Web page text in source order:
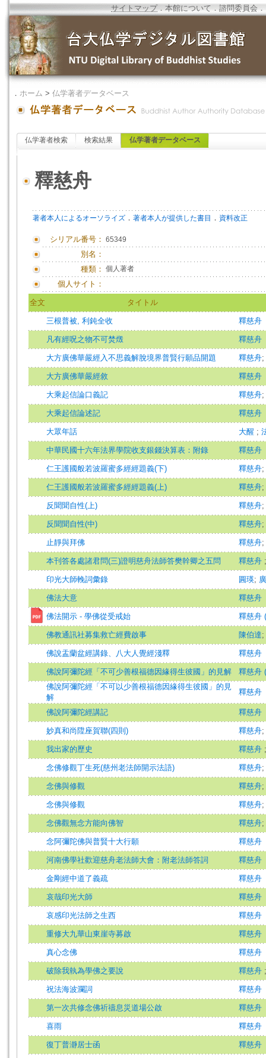
サイトマップ．本館について ．諮問委員会 ．
． ホーム > 仏学著者データベース
仏学著者検索 検索結果 仏学著者データベース
釋慈舟
著者本人によるオーソライズ ． 著者本人が提供した書目 ． 資料改正
シリアル番号： 65349
別名：
種類： 個人著者
個人サイト：
全文 タイトル
三根普被, 利鈍全收 釋慈舟
凡有經呪之物不可焚燬 釋慈舟
大方廣佛華嚴經入不思義解脫境界普賢行願品開題 釋慈舟;
大方廣佛華嚴經敘 釋慈舟
大乘起信論口義記 釋慈舟;
大乘起信論述記 釋慈舟
大眾年話 大醒 ;
中華民國十六年法界學院收支銀錢決算表：附錄 釋慈舟
仁王護國般若波羅蜜多經經題義(下) 釋慈舟;
仁王護國般若波羅蜜多經經題義(上) 釋慈舟;
反聞聞自性(上) 釋慈舟;
反聞聞自性(中) 釋慈舟;
止靜與拜佛 釋慈舟;
本刊答各處諸君問(三)證明慈舟法師答樊幹卿之五問 釋慈舟
印光大師輓詞彙錄 圓瑛;
佛法大意 釋慈舟
佛法開示 - 學佛從受戒始 釋慈舟
佛教通訊社募集救亡經費啟事 陳伯達;
佛說盂蘭盆經講錄、八大人覺經淺釋 釋慈舟
佛說阿彌陀經「不可少善根福德因緣得生彼國」的見解
釋慈舟
佛說阿彌陀經「不可以少善根福德因緣得生彼國」的見
解
釋慈舟
佛說阿彌陀經講記 釋慈舟
妙真和尚陞座賀聯(四則) 釋慈舟;
我出家的歷史 釋慈舟
念佛修觀丁生死(慈州老法師開示法語) 釋慈舟;
念佛與修觀 釋慈舟;
念佛與修觀 釋慈舟;
念佛觀無念方能向佛智 釋慈舟;
念阿彌陀佛與普賢十大行願 釋慈舟
河南佛學社歡迎慈舟老法師大會：附老法師答詞 釋慈舟
金剛經中道了義疏 釋慈舟
哀哉印光大師 釋慈舟
哀感印光法師之生西 釋慈舟
重修大九華山東崖寺募啟 釋慈舟
真心念佛 釋慈舟
破除我執為學佛之要說 釋慈舟
祝法海波瀾詞 釋慈舟
第一次共修念佛祈禱息災道場公啟 釋慈舟
喜雨 釋慈舟
復丁普瀞居士函 釋慈舟